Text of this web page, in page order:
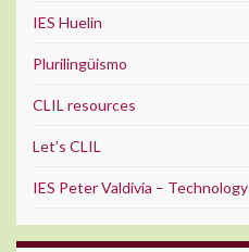
IES Huelin
Plurilingüismo
CLIL resources
Let’s CLIL
IES Peter Valdivia – Technology